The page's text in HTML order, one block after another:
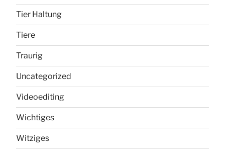
Tier Haltung
Tiere
Traurig
Uncategorized
Videoediting
Wichtiges
Witziges